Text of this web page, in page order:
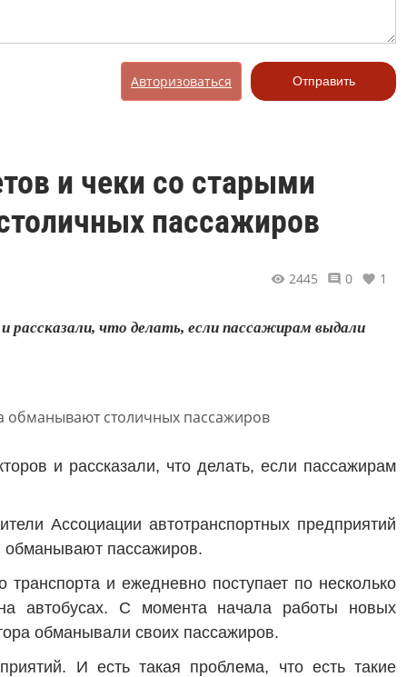
Авторизоваться Отправить
и чеки со старыми
пассажиров
2445 0 1
рассказали, что делать, если пассажирам выдали
и рассказали, что делать, если пассажирам
Ассоциации автотранспортных предприятий
обманывают пассажиров.
и ежедневно поступает по несколько
автобусах. С момента начала работы новых
обманывали своих пассажиров.
И есть такая проблема, что есть такие